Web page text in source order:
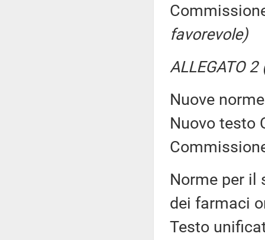
favorevole)
ALLEGATO
Nuove
Nuovo testo
Norme per il
dei farmaci
Testo